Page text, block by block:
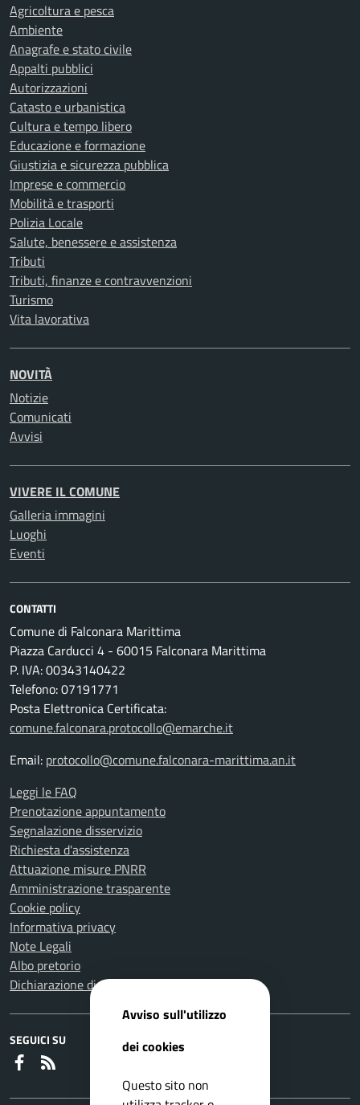
Agricoltura e pesca
Ambiente
Anagrafe e stato civile
Appalti pubblici
Autorizzazioni
Catasto e urbanistica
Cultura e tempo libero
Educazione e formazione
Giustizia e sicurezza pubblica
Imprese e commercio
Mobilità e trasporti
Polizia Locale
Salute, benessere e assistenza
Tributi
Tributi, finanze e contravvenzioni
Turismo
Vita lavorativa
NOVITÀ
Notizie
Comunicati
Avvisi
VIVERE IL COMUNE
Galleria immagini
Luoghi
Eventi
CONTATTI
Comune di Falconara Marittima
Piazza Carducci 4 - 60015 Falconara Marittima
P. IVA: 00343140422
Telefono: 07191771
Posta Elettronica Certificata:
comune.falconara.protocollo@emarche.it
Email: protocollo@comune.falconara-marittima.an.it
Leggi le FAQ
Prenotazione appuntamento
Segnalazione disservizio
Richiesta d'assistenza
Attuazione misure PNRR
Amministrazione trasparente
Cookie policy
Informativa privacy
Note Legali
Albo pretorio
Dichiarazione di accessibilità
SEGUICI SU
Faceboook
Avviso sull'utilizzo
dei cookies
Questo sito non